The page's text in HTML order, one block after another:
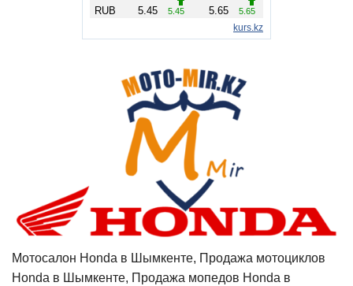
Мотосалон Honda в Шымкенте, Продажа мотоциклов
Honda в Шымкенте, Продажа мопедов Honda в